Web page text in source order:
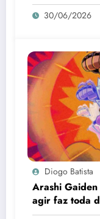
30/06/2026
Diogo Batista
Arashi
agir faz toda